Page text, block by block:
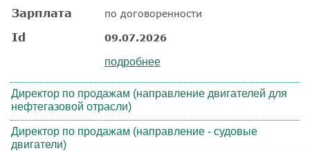
Зарплата по договоренности
Id 09.07.2026
подробнее
Директор по продажам (направление двигателей для
нефтегазовой отрасли)
Директор по продажам (направление - судовые
двигатели)